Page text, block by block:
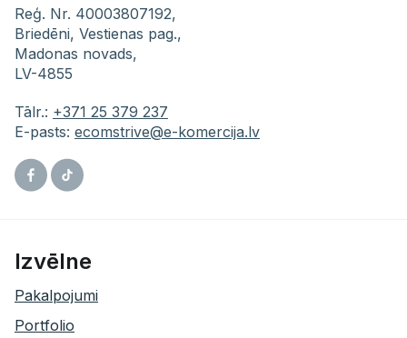
Reģ. Nr. 40003807192,
Briedēni, Vestienas pag.,
Madonas novads,
LV-4855
Tālr.: +371 25 379 237
E-pasts: ecomstrive@e-komercija.lv
Facebook
Tiktok
Izvēlne
Pakalpojumi
Portfolio